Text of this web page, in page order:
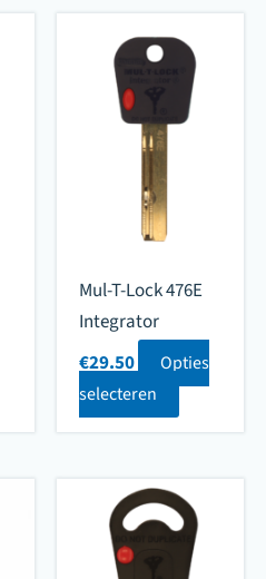
Mul-T-Lock 476E
Integrator
€29.50
Opties
selecteren